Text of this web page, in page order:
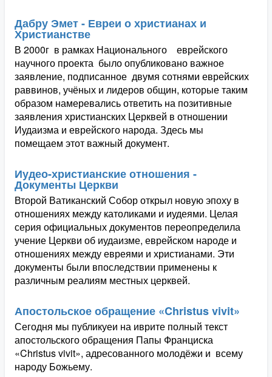
Дабру Эмет - Евреи о христианах и
Христианстве
В 2000г в рамках Национального еврейского
научного проекта было опубликовано важное
заявление, подписанное двумя сотнями еврейских
раввинов, учёных и лидеров общин, которые таким
образом намеревались ответить на позитивные
заявления христианских Церквей в отношении
Иудаизма и еврейского народа. Здесь мы
помещаем этот важный документ.
Иудео-христианские отношения -
Документы Церкви
Второй Ватиканский Собор открыл новую эпоху в
отношениях между католиками и иудеями. Целая
серия официальных документов переопределила
учение Церкви об иудаизме, еврейском народе и
отношениях между евреями и христианами. Эти
документы были впоследствии применены к
различным реалиям местных церквей.
Апостольское обращение «Christus vivit»
Сегодня мы публикуеи на иврите полный текст
апостольского обращения Папы Франциска
«Christus vivit», адресованного молодёжи и всему
народу Божьему.